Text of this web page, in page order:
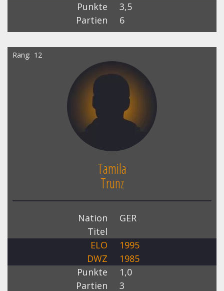
Punkte
3,5
Partien
6
Rang 12
Tamila
Trunz
Nation
GER
Titel
ELO
1995
DWZ
1985
Punkte
1,0
Partien
3